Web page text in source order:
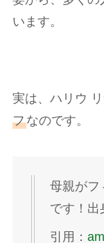
います。
実は、ハリウ
フなのです。
母親がフ
です！出
引用：